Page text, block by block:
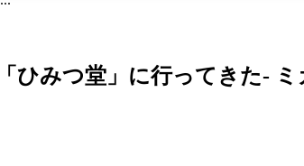
ひみつ堂」に行ってきた-